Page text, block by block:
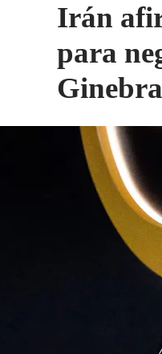
Irán
para
Ginebra